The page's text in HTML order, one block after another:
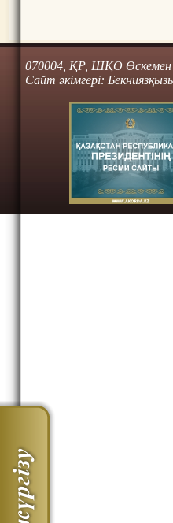
070004, ҚР, ШҚО Өскемен
Сайт әкімгері: